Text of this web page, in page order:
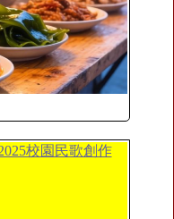
校園民歌創作